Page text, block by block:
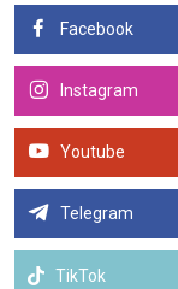
Facebook
Instagram
Youtube
Telegram
TikTok